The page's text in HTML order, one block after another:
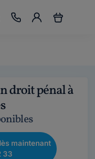
droit pénal à
maintenant
33